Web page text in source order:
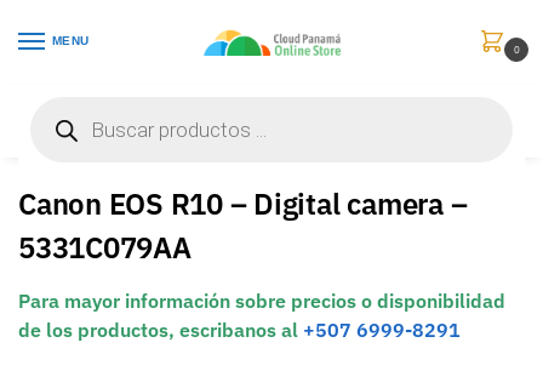
MENU
0
Canon EOS R10 – Digital camera –
5331C079AA
Para mayor información sobre precios o disponibilidad
de los productos, escribanos al +507 6999-8291